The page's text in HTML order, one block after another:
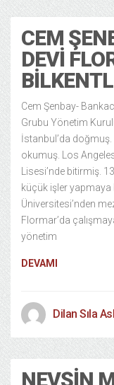
CEM
DEVI
Cem Şenbay-
Grubu Yönetim
İstanbul’da
okumuş. Los
Lisesi’nde bitirmiş.
küçük işler yapmaya
Üniversitesi’nden
Flormar’da
yönetim
DEVAMI
Dilan Sıla
NEVŞIN